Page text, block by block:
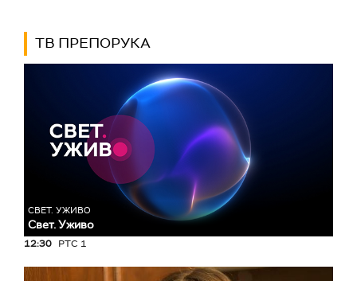
ТВ ПРЕПОРУКА
СВЕТ. УЖИВО
Свет. Уживо
12:30 РТС 1